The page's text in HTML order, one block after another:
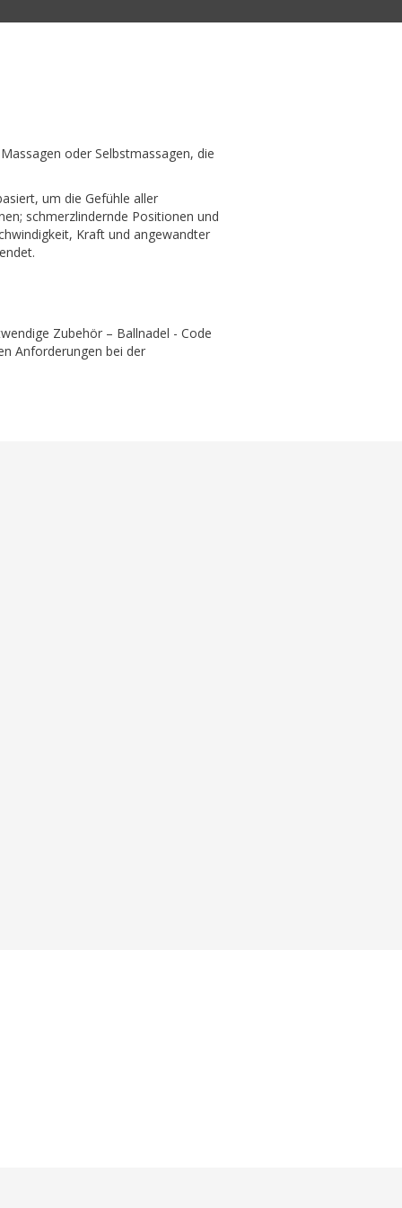
oder Selbstmassagen, die
um die Gefühle aller
schmerzlindernde Positionen und
Kraft und angewandter
Zubehör – Ballnadel - Code
Anforderungen bei der